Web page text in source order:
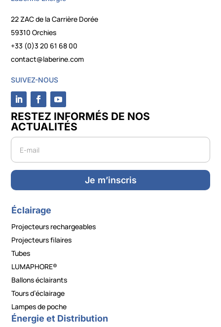
22 ZAC de la Carrière Dorée
59310 Orchies
+33 (0)3 20 61 68 00
contact@laberine.com
SUIVEZ-NOUS
RESTEZ INFORMÉS DE NOS
ACTUALITÉS
Newsletter
Je m’inscris
Éclairage
Projecteurs rechargeables
Projecteurs filaires
Tubes
LUMAPHORE®
Ballons éclairants
Tours d’éclairage
Lampes de poche
Énergie et Distribution